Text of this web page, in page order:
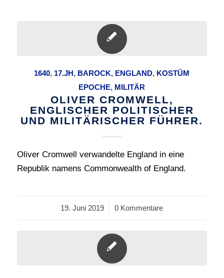
1640, 17.JH, BAROCK, ENGLAND, KOSTÜM
EPOCHE, MILITÄR
OLIVER CROMWELL,
ENGLISCHER POLITISCHER
UND MILITÄRISCHER FÜHRER.
Oliver Cromwell verwandelte England in eine
Republik namens Commonwealth of England.
19. Juni 2019
/ 0 Kommentare